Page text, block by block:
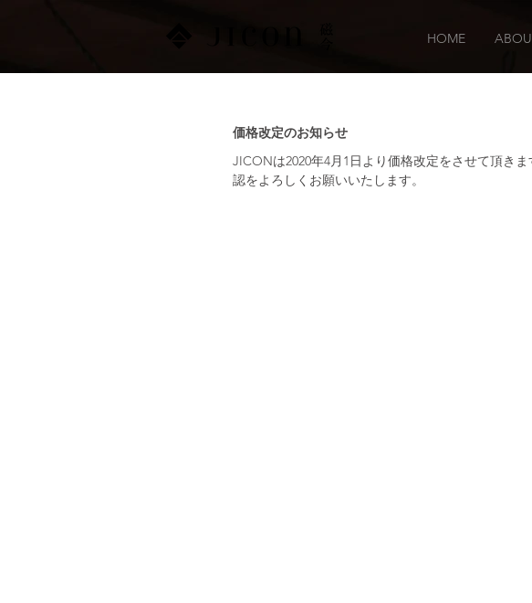
HOME
価格改定のお知らせ
JICONは2020年4月1日より価格改定をさせて頂き
認をよろしくお願いいたします。